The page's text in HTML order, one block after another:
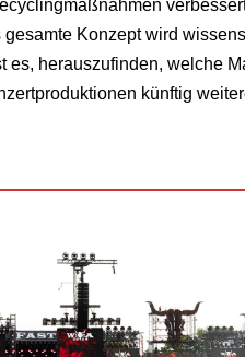
gesamte Konzept wird
es, herauszufinden, welche
künftig